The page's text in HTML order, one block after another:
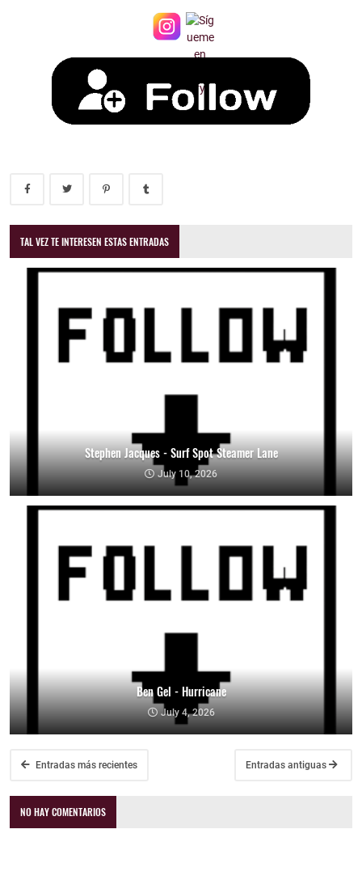
TAL VEZ TE INTERESEN ESTAS ENTRADAS
Stephen Jacques - Surf Spot Steamer Lane
July 10, 2026
Ben Gel - Hurricane
July 4, 2026
Entradas más recientes Entradas antiguas
NO HAY COMENTARIOS